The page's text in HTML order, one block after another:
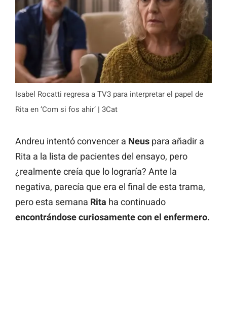
Isabel Rocatti regresa a TV3 para interpretar el papel de
Rita en ‘Com si fos ahir’ | 3Cat
Andreu intentó convencer a Neus para añadir a
Rita a la lista de pacientes del ensayo, pero
¿realmente creía que lo lograría? Ante la
negativa, parecía que era el final de esta trama,
pero esta semana Rita ha continuado
encontrándose curiosamente con el enfermero.